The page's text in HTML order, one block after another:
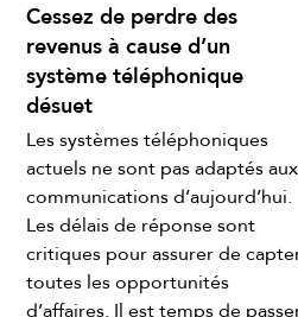
de perdre des
à cause d’un
téléphonique
systèmes téléphoniques
ne sont pas adaptés aux
d’aujourd’hui.
délais de réponse sont
pour assurer de capter
les opportunités
Il est temps de passer